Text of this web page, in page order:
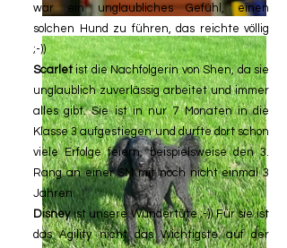
war ein unglaubliches Gefühl, einen
solchen Hund zu führen, das reichte völlig
;-))
Scarletist die Nachfolgerin von Shen, da sie
unglaublich zuverlässig arbeitet und immer
alles gibt. Sie ist in nur 7 Monaten in die
Klasse 3 aufgestiegen und durfte dort schon
viele Erfolge feiern, beispielsweise den 3.
Rang an einer SM mit noch nicht einmal 3
Jahren.
Disneyist unsere Wundertüte ;-)) Für sie ist
das Agility nicht das Wichtigste auf der